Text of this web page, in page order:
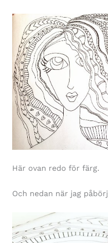
Här ovan redo för färg.
Och nedan när jag